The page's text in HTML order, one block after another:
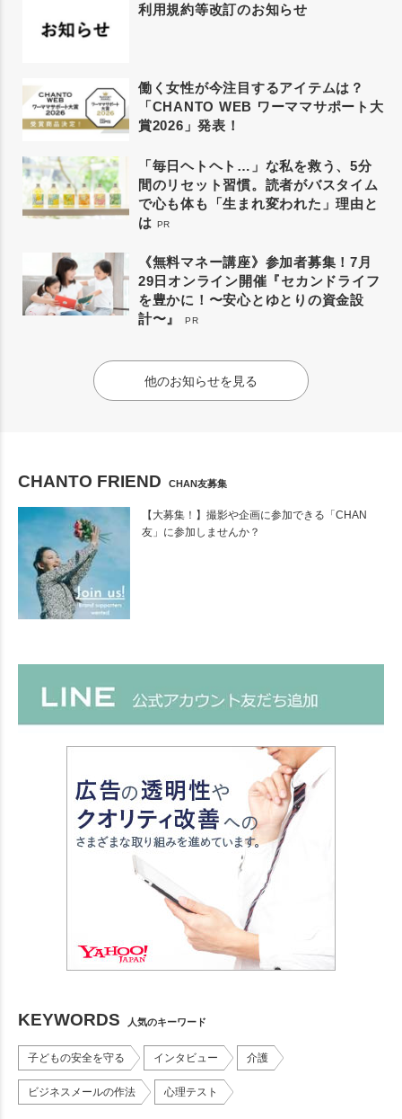
利用規約等改訂のお知らせ
働く女性が今注目するアイテムは？
「CHANTO WEB ワーママサポート大
賞2026」発表！
「毎日ヘトヘト…」な私を救う、5分
間のリセット習慣。読者がバスタイム
で心も体も「生まれ変われた」理由と
は PR
《無料マネー講座》参加者募集！7月
29日オンライン開催『セカンドライフ
を豊かに！〜安心とゆとりの資金設
計〜』
PR
他のお知らせを見る
CHANTO FRIEND CHAN友募集
【大募集！】撮影や企画に参加できる「CHAN
友」に参加しませんか？
KEYWORDS 人気のキーワード
子どもの安全を守る インタビュー 介護
ビジネスメールの作法 心理テスト